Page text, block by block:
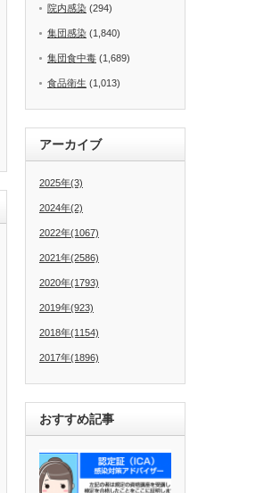
院内感染 (294)
集団感染 (1,840)
集団食中毒 (1,689)
食品衛生 (1,013)
アーカイブ
2025年(3)
2024年(2)
2022年(1067)
2021年(2586)
2020年(1793)
2019年(923)
2018年(1154)
2017年(1896)
おすすめ記事